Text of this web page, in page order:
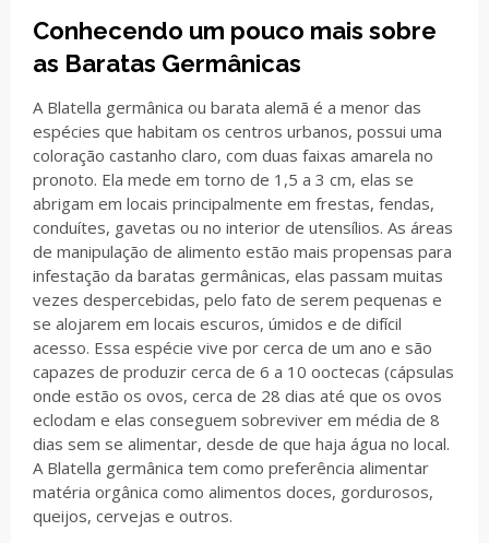
Conhecendo um pouco mais sobre
as Baratas Germânicas
A Blatella germânica ou barata alemã é a menor das
espécies que habitam os centros urbanos, possui uma
coloração castanho claro, com duas faixas amarela no
pronoto. Ela mede em torno de 1,5 a 3 cm, elas se
abrigam em locais principalmente em frestas, fendas,
conduítes, gavetas ou no interior de utensílios. As áreas
de manipulação de alimento estão mais propensas para
infestação da baratas germânicas, elas passam muitas
vezes despercebidas, pelo fato de serem pequenas e
se alojarem em locais escuros, úmidos e de difícil
acesso. Essa espécie vive por cerca de um ano e são
capazes de produzir cerca de 6 a 10 ooctecas (cápsulas
onde estão os ovos, cerca de 28 dias até que os ovos
eclodam e elas conseguem sobreviver em média de 8
dias sem se alimentar, desde de que haja água no local.
A Blatella germânica tem como preferência alimentar
matéria orgânica como alimentos doces, gordurosos,
queijos, cervejas e outros.